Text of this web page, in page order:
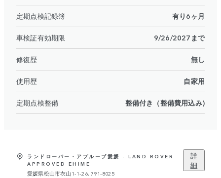
定期点検記録簿 有り6ヶ月
車検証有効期限 9/26/2027まで
修復歴 無し
使用歴 自家用
定期点検整備 整備付き（整備費用込み)
ランドローバー・アプルーブ愛媛 - LAND ROVER
APPROVED EHIME
愛媛県松山市衣山1-1-26, 791-8025
詳
細